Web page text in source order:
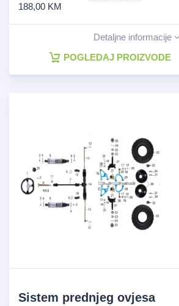
188,00 KM
Detaljne informacije
POGLEDAJ PROIZVODE
Sistem prednjeg ovjesa